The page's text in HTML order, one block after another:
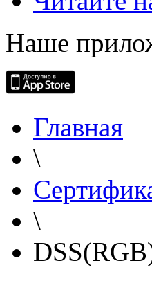
Наше
Главная
\
\